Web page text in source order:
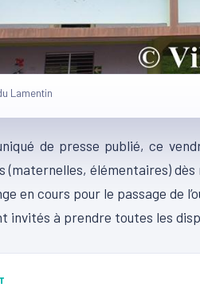
Lamentin
de presse publié, ce
(maternelles, élémentaires)
en cours pour le passage de
invités à prendre toutes les